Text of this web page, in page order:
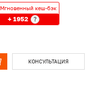
Мгновенный кеш-бэк
+ 1952 ?
КОНСУЛЬТАЦИЯ